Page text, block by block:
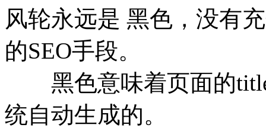
风轮永远是 黑色，没有
的SEO手段。
黑色意味着页面的title
统自动生成的。